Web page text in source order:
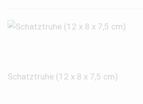
Schatztruhe (12 x 8 x 7,5 cm)